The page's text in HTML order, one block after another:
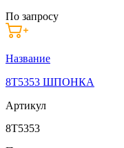
По запросу
Название
8T5353 ШПОНКА
Артикул
8T5353